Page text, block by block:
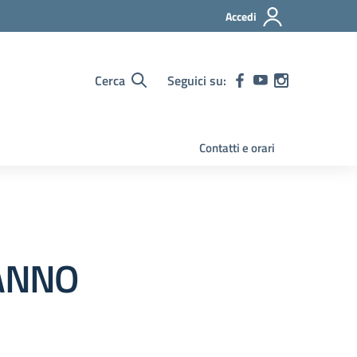
Accedi
Cerca Seguici su:
Contatti e orari